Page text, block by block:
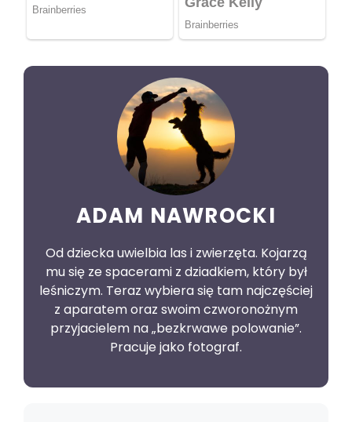
ADAM NAWROCKI
Od dziecka uwielbia las i zwierzęta. Kojarzą
mu się ze spacerami z dziadkiem, który był
leśniczym. Teraz wybiera się tam najczęściej
z aparatem oraz swoim czworonożnym
przyjacielem na „bezkrwawe polowanie”.
Pracuje jako fotograf.